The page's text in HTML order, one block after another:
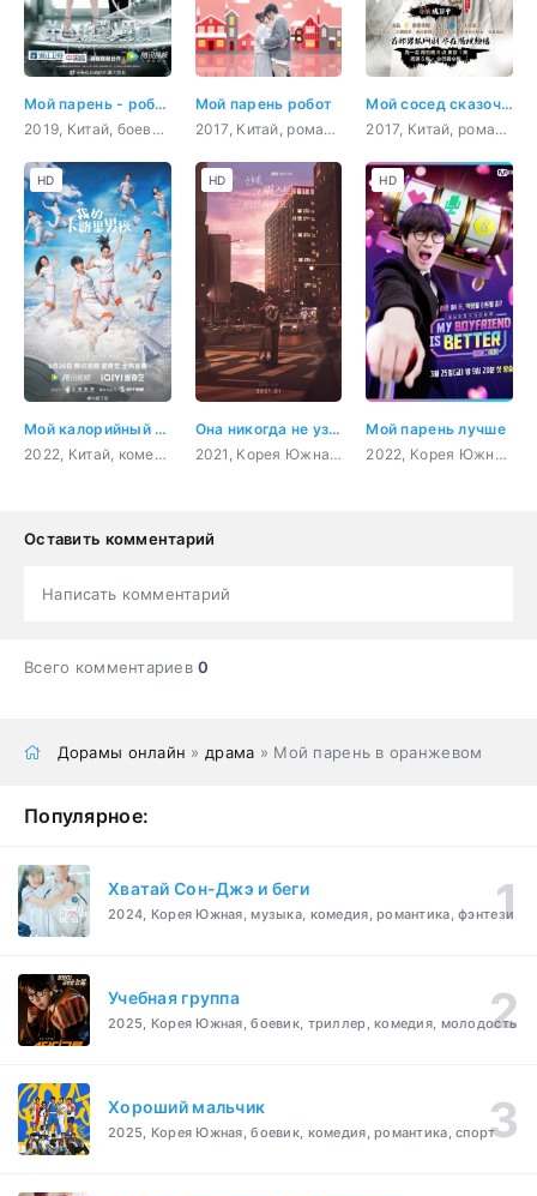
Мой парень - робот
2019, Китай, боевик, романтика, sci-fi, фэнтези
Мой парень робот
2017, Китай, романтика, sci-fi, фэнтези
Мой сосед сказочный Лис
2017, Китай, романтика, восточные единоборства, драма, фэнтези
Мой калорийный мальчик
2022, Китай, комедия, романтика, молодость
HD
Она никогда не узнает
2021, Корея Южная, бизнес, комедия, романтика, драма
HD
Мой парень лучше
2022, Корея Южная, музыка
HD
Оставить комментарий
Написать комментарий
Всего комментариев0
Дорамы онлайн » драма » Мой парень в оранжевом
Популярное:
Хватай Сон-Джэ и беги
2024, Корея Южная, музыка, комедия, романтика, фэнтези
Учебная группа
2025, Корея Южная, боевик, триллер, комедия, молодость
Хороший мальчик
2025, Корея Южная, боевик, комедия, романтика, спорт